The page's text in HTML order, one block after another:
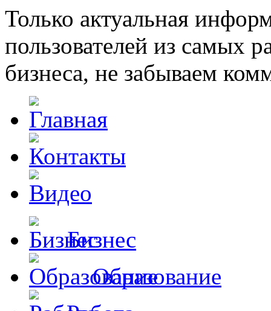
Только актуальная
пользователей из самых
бизнеса, не забываем
Бизнес
Образование